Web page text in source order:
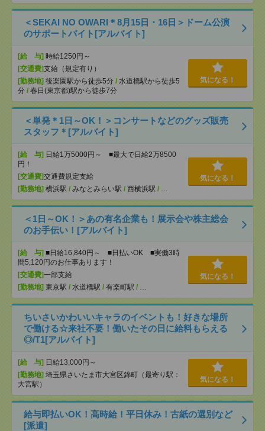
＜SEKAI NO OWARI＊8月15日・16日＞ドーム公演
のサポートバイト[アルバイト]
[給 与] 時給1250円～
[交通費]支給（規定有り）
[勤務地] 後楽園駅から徒歩5分 / 水道橋駅から徒歩5
分 / 春日(東京都)駅から徒歩7分
気になる！
＜単発＊1日～OK！＞コンサートなどのグッズ販売
スタッフ＊[アルバイト]
[給 与] 日給1万5000円～ ■最大で日給2万8500
円！
[交通費]交通費規定支給
[勤務地] 横浜駅 / みなとみらい駅 / 西横浜駅 / …
気になる！
＜1日～OK！＞あの有名企業も！展示会や株主総会
のお手伝い！[アルバイト]
[給 与] ■日給16,840円～ ■日払いOK ■実働3時
間5,120円のお仕事あります！
[交通費]一部支給
[勤務地] 東京駅 / 水道橋駅 / 有楽町駅 / …
気になる！
ちいさいかわいいキャラのイベントも！好きな場所
で働ける☆来社不要！働いたその日に給料もらえる
◎/T1[アルバイト]
[給 与] 日給13,000円～
[勤務地] 埼玉県さいたま市大宮区錦町（最寄り駅：
大宮駅）
気になる！
給与即払いOK！高時給！平日休み！古紙の選別など
[派遣]